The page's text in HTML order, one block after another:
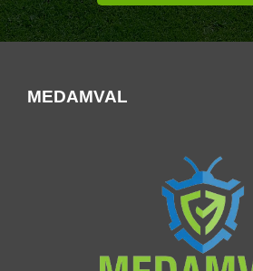
MEDAMVAL